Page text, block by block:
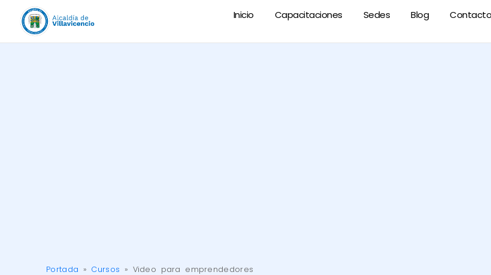
Inicio Capacitaciones Sedes Blog Contacto
Portada » Cursos » Video para emprendedores